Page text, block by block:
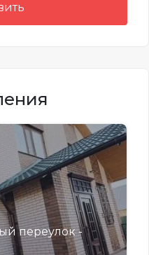
переулок -